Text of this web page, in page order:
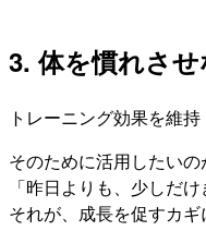
3. 体を慣れさ
トレーニング効果を維持
そのために活用したいの
「昨日よりも、少しだ
それが、成長を促すカギ